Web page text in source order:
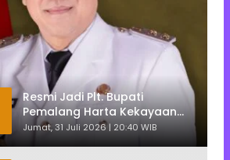
Resmi Jadi Plt. Bupati
Pemalang Harta Kekayaan
Nurkholes Sentuh Rp 12 Miliar
Jumat, 31 Juli 2026 | 20:40 WIB